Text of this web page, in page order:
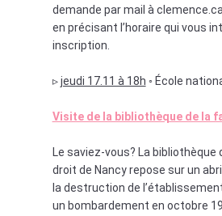
demande par mail à
en précisant l’horaire qui vous
inscription.
▹jeudi 17.11 à 18h ◦ École
Visite de la bibliothèque de la
Le saviez-vous? La bibliothèque
droit de Nancy repose sur un
la destruction de
un bombardement en octobre